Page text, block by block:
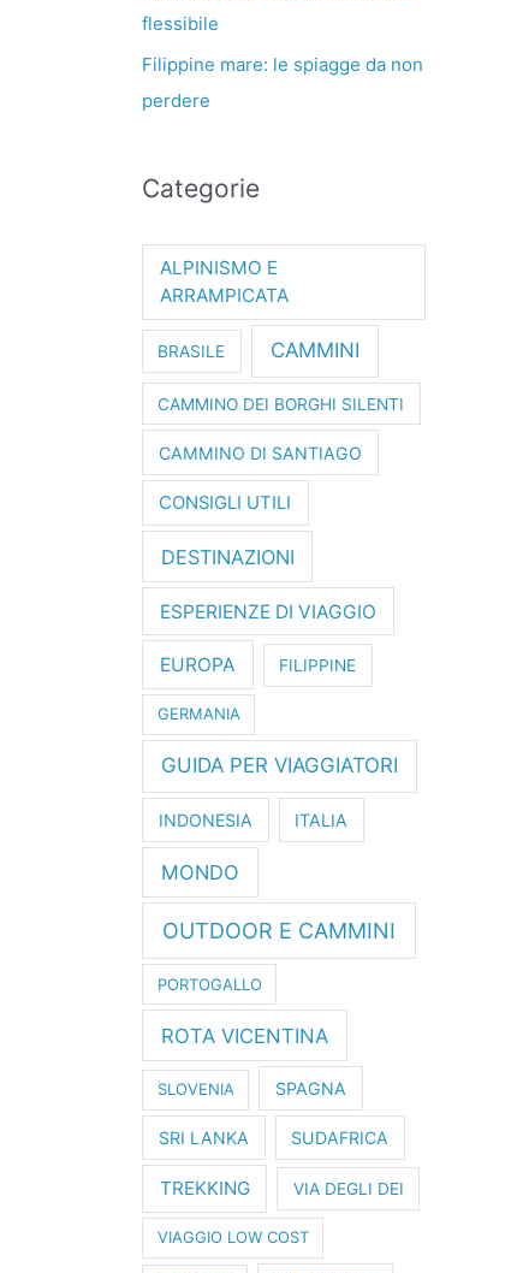
flessibile
Filippine mare: le spiagge da non
perdere
Categorie
ALPINISMO E
ARRAMPICATA
BRASILE CAMMINI
CAMMINO DEI BORGHI SILENTI
CAMMINO DI SANTIAGO
CONSIGLI UTILI
DESTINAZIONI
ESPERIENZE DI VIAGGIO
EUROPA FILIPPINE
GERMANIA
GUIDA PER VIAGGIATORI
INDONESIA ITALIA
MONDO
OUTDOOR E CAMMINI
PORTOGALLO
ROTA VICENTINA
SLOVENIA SPAGNA
SRI LANKA SUDAFRICA
TREKKING VIA DEGLI DEI
VIAGGIO LOW COST